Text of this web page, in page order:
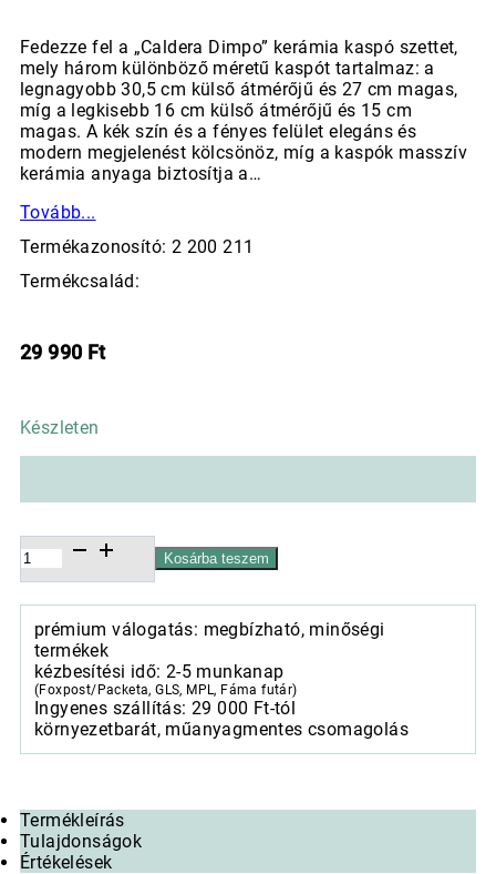
Fedezze fel a „Caldera Dimpo” kerámia kaspó szettet,
mely három különböző méretű kaspót tartalmaz: a
legnagyobb 30,5 cm külső átmérőjű és 27 cm magas,
míg a legkisebb 16 cm külső átmérőjű és 15 cm
magas. A kék szín és a fényes felület elegáns és
modern megjelenést kölcsönöz, míg a kaspók masszív
kerámia anyaga biztosítja a…
Tovább...
Termékazonosító: 2 200 211
Termékcsalád:
29 990 Ft
Készleten
Kerámia
kaspó
szett,
Caldera
Dimpo
mélykék,
18x15-
32x27cm
mennyiség
Kosárba teszem
prémium válogatás: megbízható, minőségi
termékek
kézbesítési idő: 2-5 munkanap
(Foxpost/Packeta, GLS, MPL, Fáma futár)
Ingyenes szállítás: 29 000 Ft-tól
környezetbarát, műanyagmentes csomagolás
Termékleírás
Tulajdonságok
Értékelések